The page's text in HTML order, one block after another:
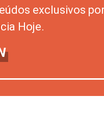
exclusivos
Hoje.